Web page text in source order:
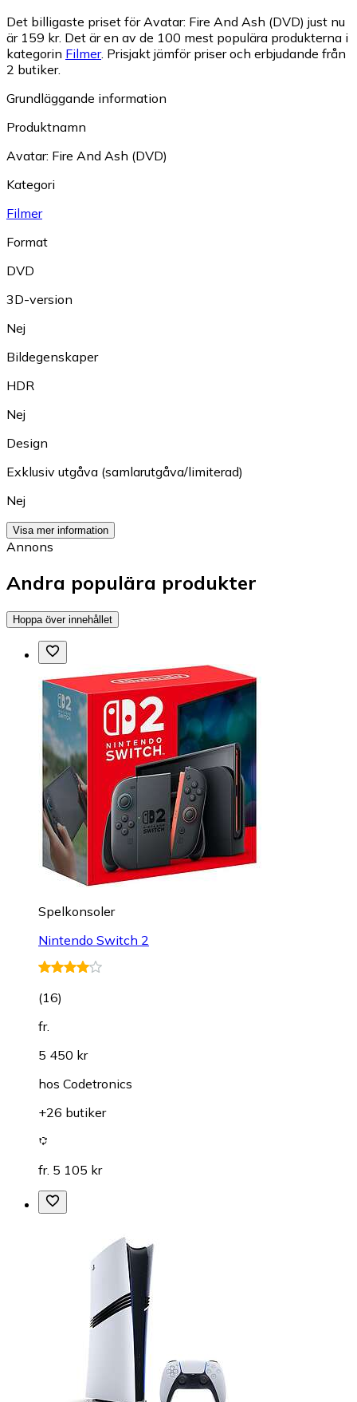
Det billigaste priset för Avatar: Fire And Ash (DVD) just nu
är 159 kr. Det är en av de 100 mest populära produkterna i
kategorin Filmer. Prisjakt jämför priser och erbjudande från
2 butiker.
Grundläggande information
Produktnamn
Avatar: Fire And Ash (DVD)
Kategori
Filmer
Format
DVD
3D-version
Nej
Bildegenskaper
HDR
Nej
Design
Exklusiv utgåva (samlarutgåva/limiterad)
Nej
Visa mer information
Annons
Andra populära produkter
Hoppa över innehållet
Spelkonsoler
Nintendo Switch 2
(16)
fr.
5 450 kr
hos Codetronics
+26 butiker
fr. 5 105 kr